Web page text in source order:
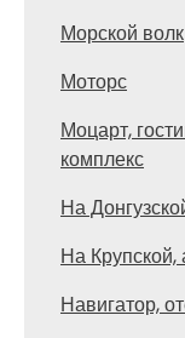
Морской волк
Моторс
Моцарт,
комплекс
На
На Крупской,
Навигатор,